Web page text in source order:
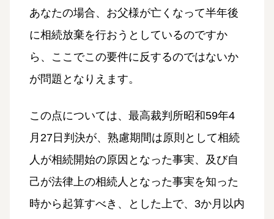
あなたの場合、お父様が亡くなって半年後
に相続放棄を行おうとしているのですか
ら、ここでこの要件に反するのではないか
が問題となりえます。
この点については、最高裁判所昭和59年4
月27日判決が、熟慮期間は原則として相続
人が相続開始の原因となった事実、及び自
己が法律上の相続人となった事実を知った
時から起算すべき、とした上で、3か月以内